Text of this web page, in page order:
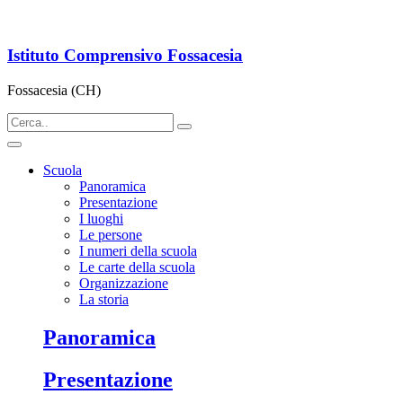
Istituto Comprensivo Fossacesia
Fossacesia (CH)
Scuola
Panoramica
Presentazione
I luoghi
Le persone
I numeri della scuola
Le carte della scuola
Organizzazione
La storia
Panoramica
Presentazione